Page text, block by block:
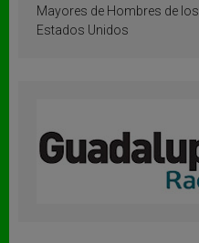
Mayores de Hombres de los
Estados Unidos